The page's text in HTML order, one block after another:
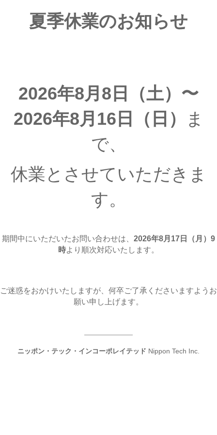
夏季休業のお知らせ
2026年8月8日（土）〜
2026年8月16日（日）
ま
で、
休業とさせていただきま
す。
期間中にいただいたお問い合わせは、 2026年8月17日（月 ）9
時より順次対応いたします。
ご迷惑をおかけいたしますが、何卒ご了承くださいますようお
願い申し上げます。
ニッポン・テック・インコーポレイテッド Nippon Tech Inc.